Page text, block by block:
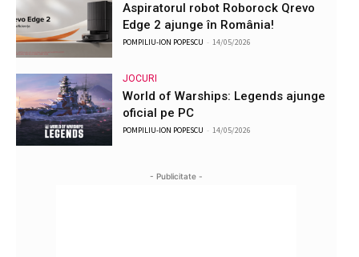
Aspiratorul robot Roborock Qrevo
Edge 2 ajunge în România!
POMPILIU-ION POPESCU - 14/05/2026
JOCURI
World of Warships: Legends ajunge
oficial pe PC
POMPILIU-ION POPESCU - 14/05/2026
- Publicitate -